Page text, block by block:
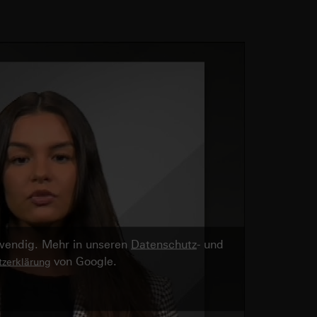
Mehr in unseren Datenschutz- und
von Google.